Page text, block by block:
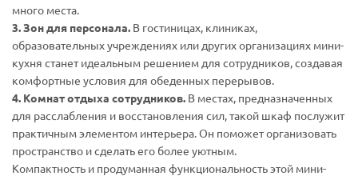
много места.
3. Зон для персонала. В гостиницах, клиниках,
образовательных учреждениях или других организациях мини-
кухня станет идеальным решением для сотрудников, создавая
комфортные условия для обеденных перерывов.
4. Комнат отдыха сотрудников. В местах, предназначенных
для расслабления и восстановления сил, такой шкаф послужит
практичным элементом интерьера. Он поможет организовать
пространство и сделать его более уютным.
Компактность и продуманная функциональность этой мини-